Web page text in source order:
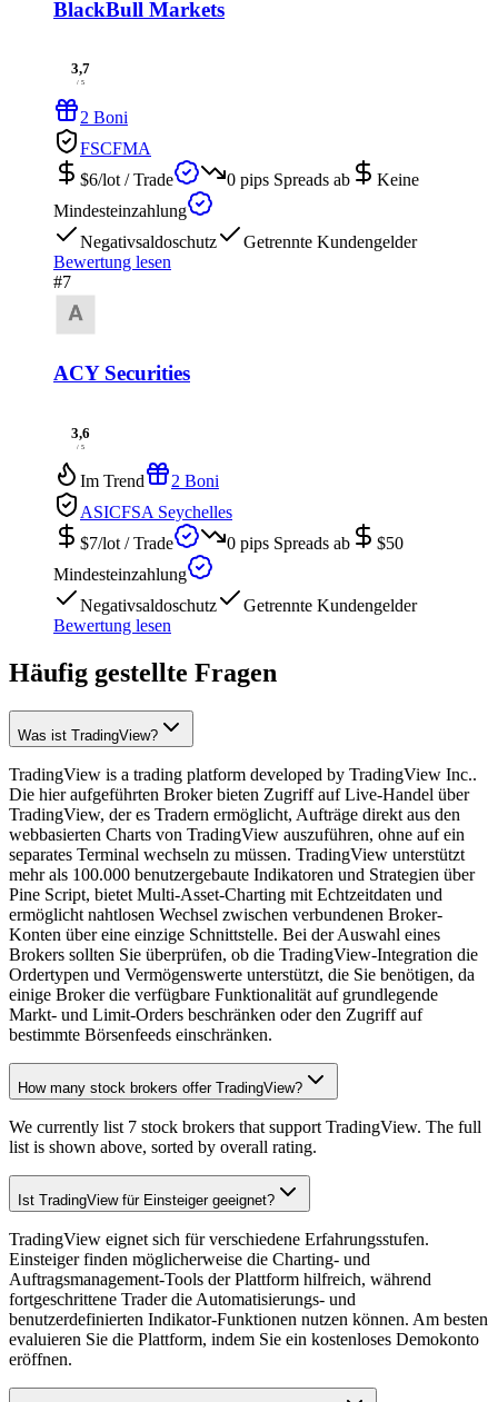
BlackBull Markets
3,7
/ 5
2 Boni
FSCFMA
$6/lot / Trade 0 pips Spreads ab
Keine
Mindesteinzahlung
Negativsaldoschutz
Getrennte Kundengelder
Bewertung lesen
#7
ACY Securities
3,6
/ 5
Im Trend
2 Boni
ASICFSA Seychelles
$7/lot / Trade 0 pips Spreads ab
$50
Mindesteinzahlung
Negativsaldoschutz
Getrennte Kundengelder
Bewertung lesen
Häufig gestellte Fragen
Was ist TradingView?
TradingView is a trading platform developed by TradingView Inc..
Die hier aufgeführten Broker bieten Zugriff auf Live-Handel über
TradingView, der es Tradern ermöglicht, Aufträge direkt aus den
webbasierten Charts von TradingView auszuführen, ohne auf ein
separates Terminal wechseln zu müssen. TradingView unterstützt
mehr als 100.000 benutzergebaute Indikatoren und Strategien über
Pine Script, bietet Multi-Asset-Charting mit Echtzeitdaten und
ermöglicht nahtlosen Wechsel zwischen verbundenen Broker-
Konten über eine einzige Schnittstelle. Bei der Auswahl eines
Brokers sollten Sie überprüfen, ob die TradingView-Integration die
Ordertypen und Vermögenswerte unterstützt, die Sie benötigen, da
einige Broker die verfügbare Funktionalität auf grundlegende
Markt- und Limit-Orders beschränken oder den Zugriff auf
bestimmte Börsenfeeds einschränken.
How many stock brokers offer TradingView?
We currently list 7 stock brokers that support TradingView. The full
list is shown above, sorted by overall rating.
Ist TradingView für Einsteiger geeignet?
TradingView eignet sich für verschiedene Erfahrungsstufen.
Einsteiger finden möglicherweise die Charting- und
Auftragsmanagement-Tools der Plattform hilfreich, während
fortgeschrittene Trader die Automatisierungs- und
benutzerdefinierten Indikator-Funktionen nutzen können. Am besten
evaluieren Sie die Plattform, indem Sie ein kostenloses Demokonto
eröffnen.